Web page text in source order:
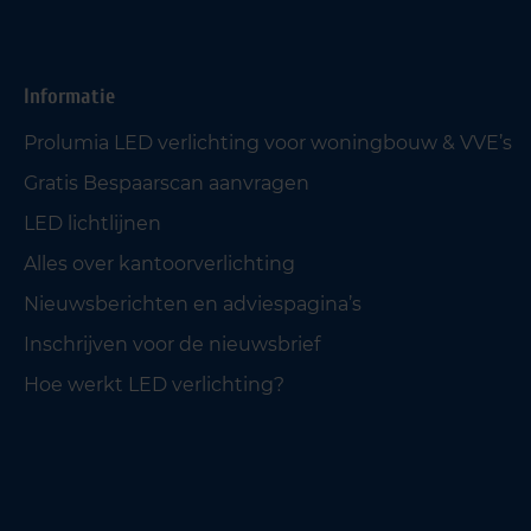
Informatie
Prolumia LED verlichting voor woningbouw & VVE’s
Gratis Bespaarscan aanvragen
LED lichtlijnen
Alles over kantoorverlichting
Nieuwsberichten en adviespagina’s
Inschrijven voor de nieuwsbrief
Hoe werkt LED verlichting?